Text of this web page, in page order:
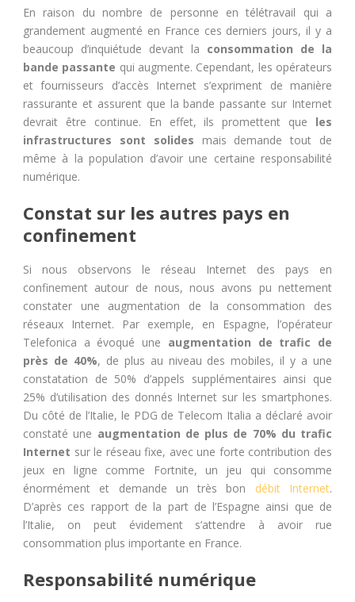
En raison du nombre de personne en télétravail qui a
grandement augmenté en France ces derniers jours, il y a
beaucoup d’inquiétude devant la consommation de la
bande passante qui augmente. Cependant, les opérateurs
et fournisseurs d’accès Internet s’expriment de manière
rassurante et assurent que la bande passante sur Internet
devrait être continue. En effet, ils promettent que les
infrastructures sont solides mais demande tout de
même à la population d’avoir une certaine responsabilité
numérique.
Constat sur les autres pays en
confinement
Si nous observons le réseau Internet des pays en
confinement autour de nous, nous avons pu nettement
constater une augmentation de la consommation des
réseaux Internet. Par exemple, en Espagne, l’opérateur
Telefonica a évoqué une augmentation de trafic de
près de 40%, de plus au niveau des mobiles, il y a une
constatation de 50% d’appels supplémentaires ainsi que
25% d’utilisation des donnés Internet sur les smartphones.
Du côté de l’Italie, le PDG de Telecom Italia a déclaré avoir
constaté une augmentation de plus de 70% du trafic
Internet sur le réseau fixe, avec une forte contribution des
jeux en ligne comme Fortnite, un jeu qui consomme
énormément et demande un très bon débit Internet.
D’après ces rapport de la part de l’Espagne ainsi que de
l’Italie, on peut évidement s’attendre à avoir rue
consommation plus importante en France.
Responsabilité numérique